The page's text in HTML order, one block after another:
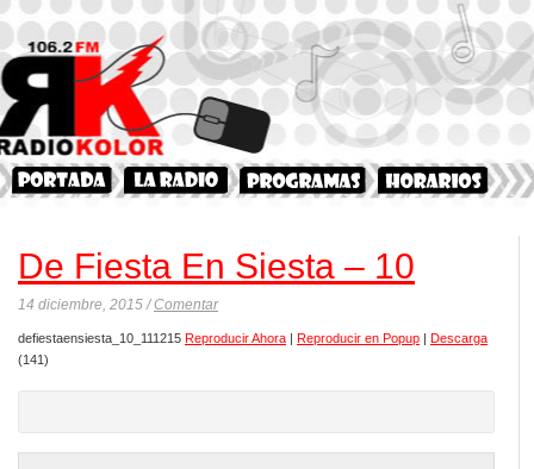
De Fiesta En Siesta – 10
14 diciembre, 2015 /Comentar
defiestaensiesta_10_111215 Reproducir Ahora | Reproducir en Popup | Descarga
(141)